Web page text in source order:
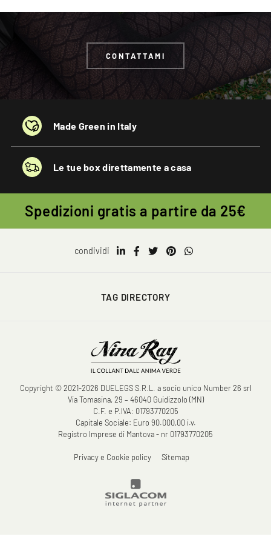
CONTATTAMI
Made Green in Italy
Le tue box direttamente a casa
Spedizioni gratis a partire da 25€
condividi
TAG DIRECTORY
Copyright © 2021-2026 DUELEGS S.R.L. a socio unico Number 26 srl
Via Tomasina, 29 – 46040 Guidizzolo (MN)
C.F. e P.IVA: 01793770205
Capitale Sociale: Euro 90.000,00 i.v.
Registro Imprese di Mantova - nr 01793770205
Privacy e Cookie policy Sitemap